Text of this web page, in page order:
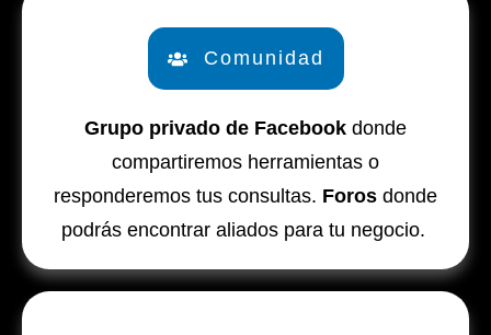
Comunidad
Grupo privado de Facebook donde
compartiremos herramientas o
responderemos tus consultas. Foros donde
podrás encontrar aliados para tu negocio.